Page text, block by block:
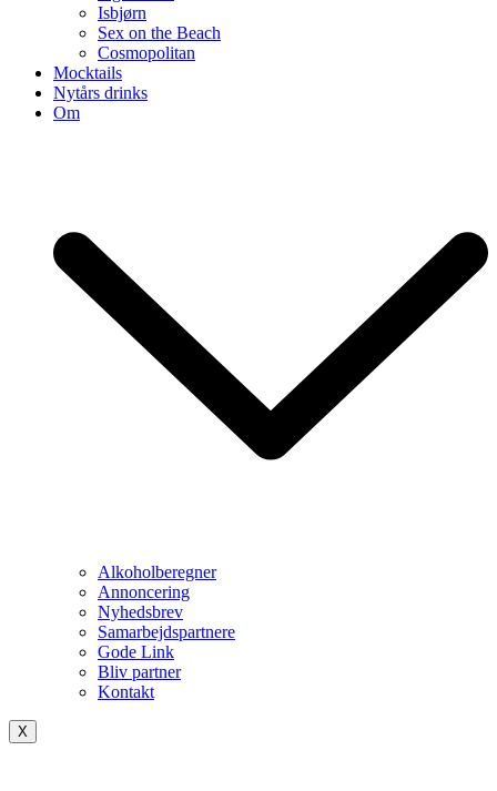
Isbjørn
Sex on the Beach
Cosmopolitan
Mocktails
Nytårs drinks
Om
Alkoholberegner
Annoncering
Nyhedsbrev
Samarbejdspartnere
Gode Link
Bliv partner
Kontakt
X